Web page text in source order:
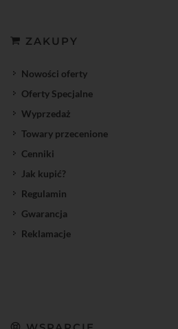
ZAKUPY
Nowości oferty
Oferty Specjalne
Wyprzedaż
Towary przecenione
Cenniki
Jak kupić?
Regulamin
Gwarancja
Reklamacje